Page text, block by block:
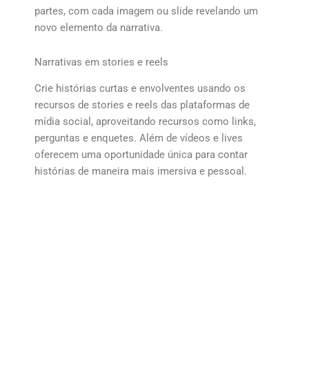
partes, com cada imagem ou slide revelando um
novo elemento da narrativa.
Narrativas em stories e reels
Crie histórias curtas e envolventes usando os
recursos de stories e reels das plataformas de
mídia social, aproveitando recursos como links,
perguntas e enquetes. Além de vídeos e lives
oferecem uma oportunidade única para contar
histórias de maneira mais imersiva e pessoal.